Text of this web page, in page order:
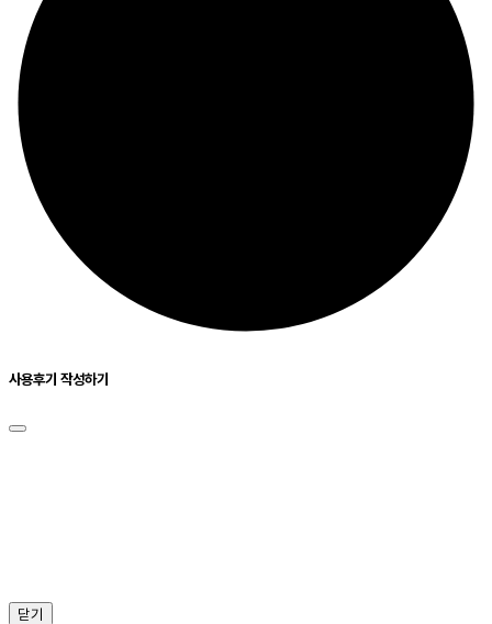
사용후기 작성하기
닫기